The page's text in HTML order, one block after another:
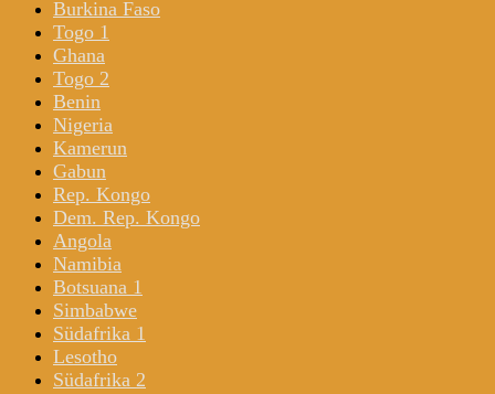
Burkina Faso
Togo 1
Ghana
Togo 2
Benin
Nigeria
Kamerun
Gabun
Rep. Kongo
Dem. Rep. Kongo
Angola
Namibia
Botsuana 1
Simbabwe
Südafrika 1
Lesotho
Südafrika 2